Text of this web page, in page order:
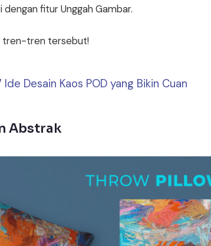
dengan fitur Unggah Gambar.
tren-tren tersebut!
Ide Desain Kaos POD yang Bikin Cuan
Abstrak